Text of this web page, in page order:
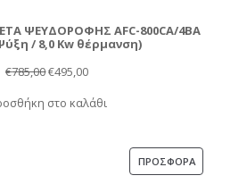
ΨΕΥΔΟΡΟΦΗΣ AFC-800CA/4BA
/ 8,0 Kw θέρμανση)
€785,00Original
was:
€495,00Η
τιμή
€495,00.
στο καλάθι
ΠΡΟΣΦΟΡΆΠΡΟΪΌΝ